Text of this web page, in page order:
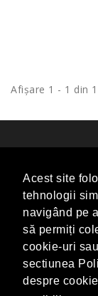
Acest site
tehnologii
navigând pe
să permiți
cookie-uri
sectiunea
despre
Afişare 1 - 1 din
CONTACT
CONTUL